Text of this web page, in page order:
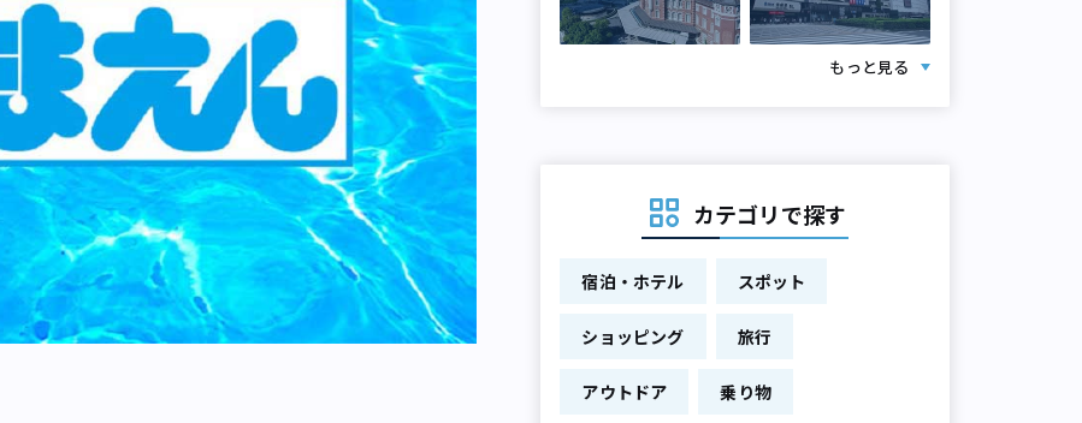
もっと見る
カテゴリで探す
宿泊・ホテル スポット
ショッピング 旅行
アウトドア 乗り物